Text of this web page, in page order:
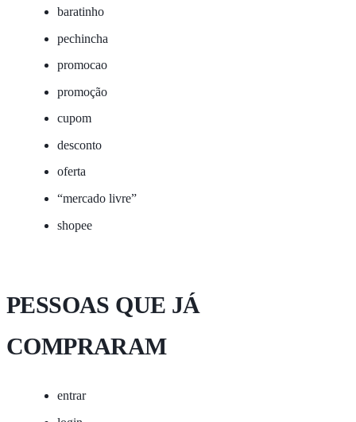
baratinho
pechincha
promocao
promoção
cupom
desconto
oferta
“mercado livre”
shopee
PESSOAS QUE JÁ
COMPRARAM
entrar